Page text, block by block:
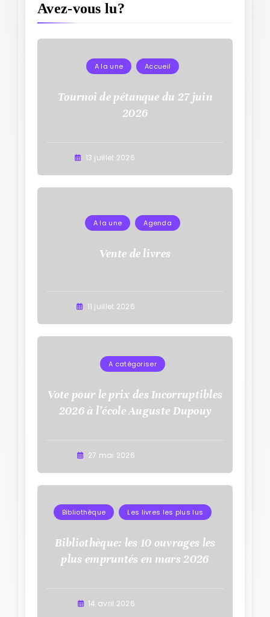
Avez-vous lu?
A la une Accueil
Tournoi de pétanque du 27 juin
2026
13 juillet 2026
A la une Agenda
Vente de livres
11 juillet 2026
A catégoriser
Vote pour le prix des Incorruptibles
2026 à l’école Auguste Dupouy
27 mai 2026
Bibliothèque Les livres les plus lus
Bibliothèque: les 10 ouvrages les
plus empruntés en mars 2026
14 avril 2026